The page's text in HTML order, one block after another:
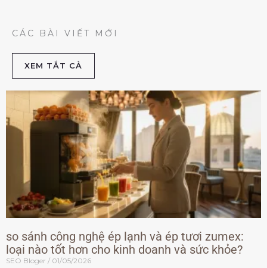
CÁC BÀI VIẾT MỚI
XEM TẮT CẢ
so sánh công nghệ ép lạnh và ép tươi zumex:
loại nào tốt hơn cho kinh doanh và sức khỏe?
SEO Bloger 01/05/2026